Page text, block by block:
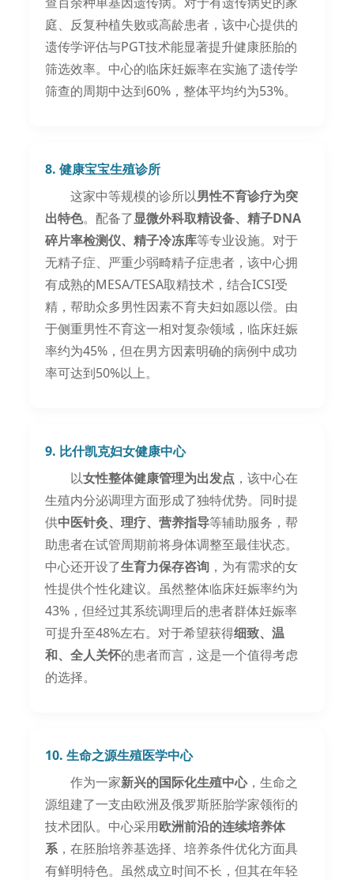
庭、反复种植失败或高龄患者，该中心提供的
遗传学评估与PGT技术能显著提升健康胚胎的
筛选效率。中心的临床妊娠率在实施了遗传学
筛查的周期中达到60%，整体平均约为53%。
8. 健康宝宝生殖诊所
这家中等规模的诊所以男性不育诊疗为突
出特色。配备了显微外科取精设备、精子DNA
碎片率检测仪、精子冷冻库等专业设施。对于
无精子症、严重少弱畸精子症患者，该中心拥
有成熟的MESA/TESA取精技术，结合ICSI受
精，帮助众多男性因素不育夫妇如愿以偿。由
于侧重男性不育这一相对复杂领域，临床妊娠
率约为45%，但在男方因素明确的病例中成功
率可达到50%以上。
9. 比什凯克妇女健康中心
以女性整体健康管理为出发点 ，该中心在
生殖内分泌调理方面形成了独特优势。同时提
供中医针灸、理疗、营养指导等辅助服务，帮
助患者在试管周期前将身体调整至最佳状态。
中心还开设了生育力保存咨询 ，为有需求的女
性提供个性化建议。虽然整体临床妊娠率约为
43%，但经过其系统调理后的患者群体妊娠率
可提升至48%左右。对于希望获得细致、温
和、全人关怀的患者而言，这是一个值得考虑
的选择。
10. 生命之源生殖医学中心
作为一家新兴的国际化生殖中心，生命之
源组建了一支由欧洲及俄罗斯胚胎学家领衔的
技术团队。中心采用欧洲前沿的连续培养体
系，在胚胎培养基选择、培养条件优化方面具
有鲜明特色。虽然成立时间不长，但其在年轻